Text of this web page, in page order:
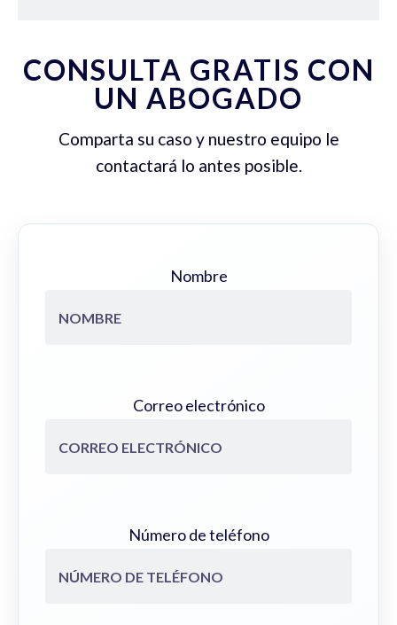
CONSULTA GRATIS CON
UN ABOGADO
Comparta su caso y nuestro equipo le
contactará lo antes posible.
Nombre
Correo electrónico
Número de teléfono